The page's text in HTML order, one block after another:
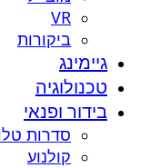
VR
ביקורות
גיימינג
טכנולוגיה
בידור ופנאי
סדרות
קולנוע